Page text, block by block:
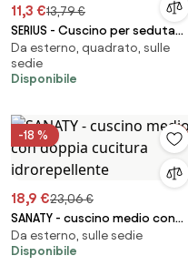
11,3 €13,79 €
SERIUS - Cuscino per seduta
idrorepellente
Da esterno, quadrato, sulle
sedie
Disponibile
-18 %
18,9 €23,06 €
SANATY - cuscino medio con
doppia cucitura idrorepellente
Da esterno, sulle sedie
Disponibile